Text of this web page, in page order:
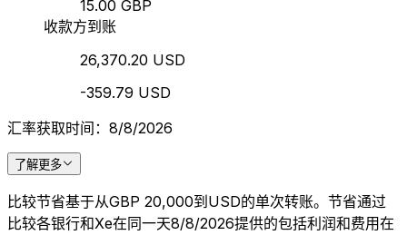
15.00 GBP
收款方到账
26,370.20 USD
-359.79 USD
汇率获取时间：8/8/2026
了解更多
比较节省基于从GBP 20,000到USD的单次转账。节省通过
比较各银行和Xe在同一天8/8/2026提供的包括利润和费用在